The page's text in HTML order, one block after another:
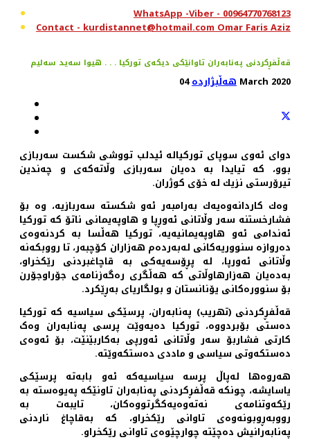
WhatsApp -Viber - 00964770768123
Contact - kurdistannet@hotmail.com Omar Faris Aziz
قەڵفڕكردنی پەنابەران تاوانێكی دیكەی توركیا . . . هیوا سەید سەلیم
هەڵبژاردە 04 March 2020
دوای ئەوی سوپای توركیالە ئیدلب تووشی شكست سەربازی
بوو، كە تیایدا بە دەیان سەربازی وڵاتەكەی و چەندین
تیرۆرستی نزیك لە خۆی كوژران.
وەك كاردانەوەیەك بەرامبەر ئەو شکستە سەربازیە، وە بۆ
فشارخستنە سەر وڵاتانی ئەوڕپا و هاوپەیمانی ناتۆ كە توركیا
ئەندامی ئەو هاوپەیمانیەیە، توركیا هەڵسا بە کردنەوەی
دەروازە سنووریەكانی لەبەردەم هەزاران كۆچبەر، تا رووبکەنە
وڵاتانی ئەورپا، لە پڕۆسەیەكی بە قاچاغبردنی رێكخراو،
بەدەیان هەزارهاوڵاتی كە هەڵگری رەگەزنامەی جۆراوجۆرن
بۆ سنوورەكانی یۆنانستان و بولگاریای بەڕێكرد.
قەڵفڕكردنی (تهریب) پەنابەران، پرسێكی سیاسیە کە توركیا
دەستی بۆبردووە، توركیا دەیەوێت پرسی پەنابەران وەک
كارتی فشاربۆ سەر وڵاتانی ئەورپی بەكاربێنێت، بۆ ئەوەی
دەستكەوتی سیاسی و ماددی دەستكەوێته.
هەروەها لەپا‌ڵ پرسە سیاسیەکە ئەو بابەتە پرسێكی
یاسایشە، چونكە قەڵفڕكردنی پەنابەران تاونێكە پەیوەستە بە
رێكەوتنامەی نەتەوەیەكگرتووەكان، تایبەت بە
رووبەڕوبونەوەی تاوانی رێكخراو، كە بەقاچاغ ناردنی
پەنابەرانیش دەچێتە چوارچێوەی تاوانی رێكخراو.